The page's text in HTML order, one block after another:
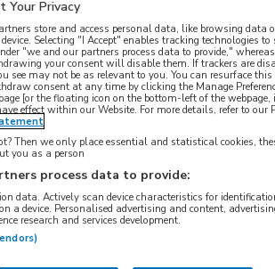
te detecteren, bleek pirfenidon
vertraagde het de afname van de
van de tijd bij patiënten met RA-
meer uitgesproken bij
baseline een UIP-patroon
artritis gerelateerde interstitiële
is een veelvoorkomende
10% van de getroffen
Your Privacy
store and access personal data, like browsing data
Selecting "I Accept" enables tracking technologies to
"we and our partners process data to provide,"
your consent will disable them. If trackers are
see may not be as relevant to you. You can resurface
consent at any time by clicking the Manage
[or the floating icon on the bottom-left of the webpage,
effect within our Website. For more details, refer to our
Then we only place essential and statistical cookies,
you as a person
process data to provide:
data. Actively scan device characteristics for
a device. Personalised advertising and content,
research and services development.